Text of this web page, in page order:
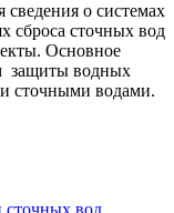
сведения о системах
сброса сточных вод
Основное
защиты водных
сточными водами.